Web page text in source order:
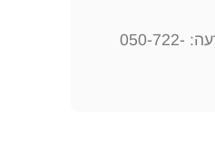
שלח/י הודעה: 050-722-